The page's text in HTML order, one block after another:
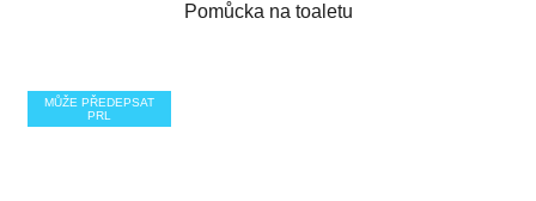
Pomůcka na toaletu
MŮŽE PŘEDEPSAT
PRL